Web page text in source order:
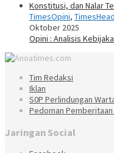
TimesOpini,
Oktober 2025
Opini : Analisis
Tim Redaksi
Iklan
S0P Perlindungan
Pedoman
Jaringan Social